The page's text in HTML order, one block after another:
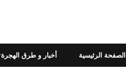
أخبار و طرق الهجرة الصفحة الرئيسية